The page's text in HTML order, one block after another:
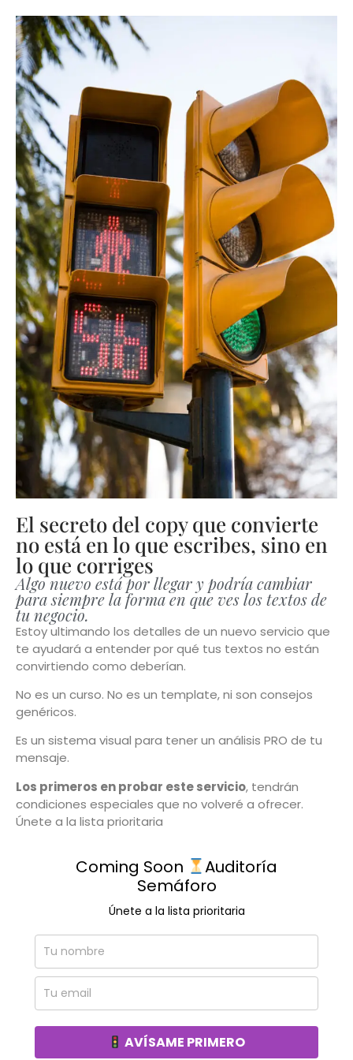
El secreto del copy que convierte
no está en lo que escribes, sino en
lo que corriges
Algo nuevo está por llegar y podría cambiar
para siempre la forma en que ves los textos de
tu negocio.
Estoy ultimando los detalles de un nuevo servicio que
te ayudará a entender por qué tus textos no están
convirtiendo como deberían.
No es un curso. No es un template, ni son consejos
genéricos.
Es un sistema visual para tener un análisis PRO de tu
mensaje.
Los primeros en probar este servicio, tendrán
condiciones especiales que no volveré a ofrecer.
Únete a la lista prioritaria
Coming Soon
Auditoría
Semáforo
Únete a la lista prioritaria
AVÍSAME PRIMERO